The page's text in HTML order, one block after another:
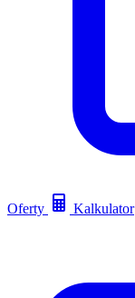
Oferty Kalkulator